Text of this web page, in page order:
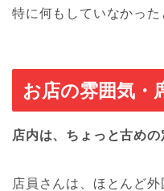
特に何もしていなかった
お店の雰囲気・
店内は、ちょっと古めの
店員さんは、ほとんど外